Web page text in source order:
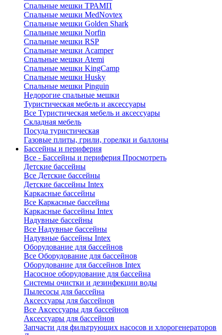
Спальные мешки ТРАМП
Cпальные мешки MedNovtex
Спальные мешки Golden Shark
Спальные мешки Norfin
Спальные мешки RSP
Спальные мешки Acamper
Спальные мешки Atemi
Спальные мешки KingCamp
Спальные мешки Husky
Спальные мешки Pinguin
Недорогие спальные мешки
Туристическая мебель и аксессуары
Все Туристическая мебель и аксессуары
Складная мебель
Посуда туристическая
Газовые плиты, грили, горелки и баллоны
Бассейны и периферия
Все - Бассейны и периферия Просмотреть
Детские бассейны
Все Детские бассейны
Детские бассейны Intex
Каркасные бассейны
Все Каркасные бассейны
Каркасные бассейны Intex
Надувные бассейны
Все Надувные бассейны
Надувные бассейны Intex
Оборудование для бассейнов
Все Оборудование для бассейнов
Оборудование для бассейнов Intex
Насосное оборудование для бассейна
Системы очистки и дезинфекции воды
Пылесосы для бассейна
Аксессуары для бассейнов
Все Аксессуары для бассейнов
Аксессуары для бассейнов
Запчасти для фильтрующих насосов и хлорогенераторов